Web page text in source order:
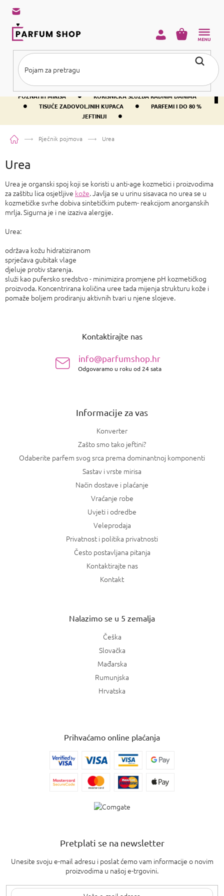
sadržaj
BESPLATNA DOSTAVA IZNAD PRIBLIŽNO 37 € •
400+ SVJETSKI
POZNATIH MIRISA
• KORISNIČKA SLUŽBA RADNIM DANIMA
• TISUĆE ZADOVOLJNIH KUPACA •
PARFEMI I DO 80 %
JEFTINIJI
•
KOŠARICA
PočetnaRječnik pojmova Urea
Urea
Urea je organski spoj koji se koristi u anti-age kozmetici i proizvodima
za zaštitu lica osjetljive kože. Javlja se u urinu sisavaca no urea se u
kozmetičke svrhe dobiva sintetičkim putem- reakcijom anorganskih
mrlja. Sigurna je i ne izaziva alergije.
Urea:
održava kožu hidratiziranom
sprječava gubitak vlage
djeluje protiv starenja.
služi kao pufersko sredstvo - minimizira promjene pH kozmetičkog
proizvoda. Koncentrirana količina uree tada mijenja strukturu kože i
pomaže boljem prodiranju aktivnih tvari u njene slojeve.
Kontaktirajte nas
info@parfumshop.hr
Odgovaramo u roku od 24 sata
Informacije za vas
Konverter
Zašto smo tako jeftini?
Odaberite parfem svog srca prema dominantnoj komponenti
Sastav i vrste mirisa
Način dostave i plaćanje
Vraćanje robe
Uvjeti i odredbe
Veleprodaja
Privatnost i politika privatnosti
Često postavljana pitanja
Kontaktirajte nas
Kontakt
Nalazimo se u 5 zemalja
Češka
Slovačka
Mađarska
Rumunjska
Hrvatska
Prihvaćamo online plaćanja
Pretplati se na newsletter
Unesite svoju e-mail adresu i poslat ćemo vam informacije o novim
proizvodima u našoj e-trgovini.